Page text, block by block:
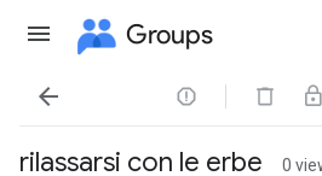
Groups
 
rilassarsi con le erbe 0